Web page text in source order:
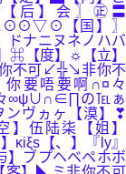
后】会〗㊣〓
【国】〗
ナニヌネノハバ
⌘【度】☼【立】
不可↙╬↘非你不
要唔要啊∩¤々
∞ψ∪∩∈∏の℡ぁ
ンヴヵヶ【漠】❣
伍陆柒【姐】
κiξs【、】『ly』
ブプヘベペホボ